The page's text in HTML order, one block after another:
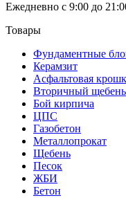
Ежедневно с 9:00 до
Товары
Фундаментные
Керамзит
Асфальтовая
Вторичный щебень
Бой кирпича
ЦПС
Газобетон
Металлопрокат
Щебень
Песок
ЖБИ
Бетон